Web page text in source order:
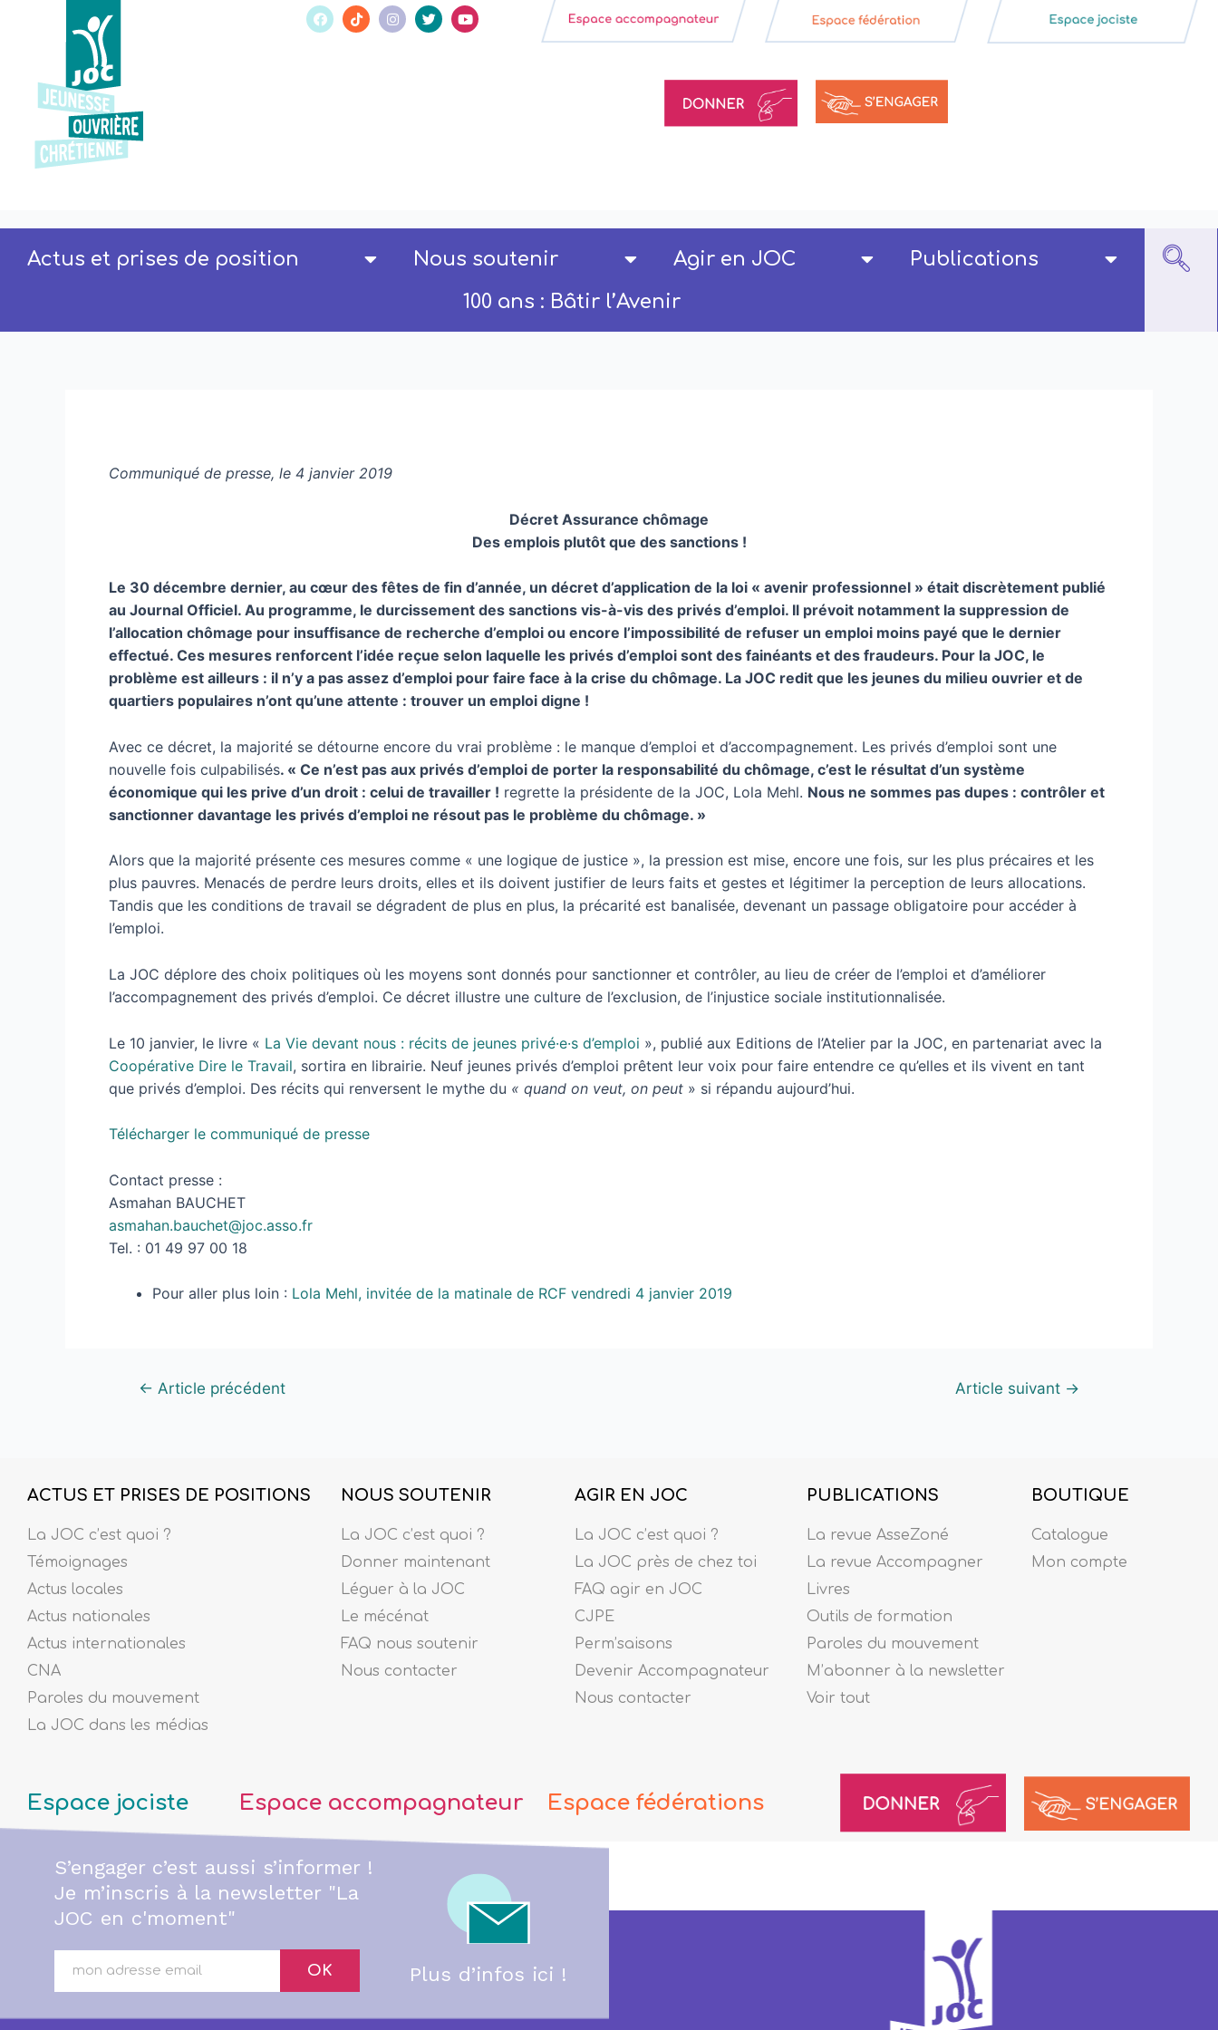
Actus et prises de position Nous soutenir Agir en JOC
Publications
100 ans : Bâtir l’Avenir
Communiqué de presse, le 4 janvier 2019
Décret Assurance chômage
Des emplois plutôt que des sanctions !
Le 30 décembre dernier, au cœur des fêtes de fin d’année, un décret d’application de la loi « avenir professionnel » était discrètement publié
au Journal Officiel. Au programme, le durcissement des sanctions vis-à-vis des privés d’emploi. Il prévoit notamment la suppression de
l’allocation chômage pour insuffisance de recherche d’emploi ou encore l’impossibilité de refuser un emploi moins payé que le dernier
effectué. Ces mesures renforcent l’idée reçue selon laquelle les privés d’emploi sont des fainéants et des fraudeurs. Pour la JOC, le
problème est ailleurs : il n’y a pas assez d’emploi pour faire face à la crise du chômage. La JOC redit que les jeunes du milieu ouvrier et de
quartiers populaires n’ont qu’une attente : trouver un emploi digne !
Avec ce décret, la majorité se détourne encore du vrai problème : le manque d’emploi et d’accompagnement. Les privés d’emploi sont une
nouvelle fois culpabilisés. « Ce n’est pas aux privés d’emploi de porter la responsabilité du chômage, c’est le résultat d’un système
économique qui les prive d’un droit : celui de travailler ! regrette la présidente de la JOC, Lola Mehl. Nous ne sommes pas dupes : contrôler et
sanctionner davantage les privés d’emploi ne résout pas le problème du chômage. »
Alors que la majorité présente ces mesures comme « une logique de justice », la pression est mise, encore une fois, sur les plus précaires et les
plus pauvres. Menacés de perdre leurs droits, elles et ils doivent justifier de leurs faits et gestes et légitimer la perception de leurs allocations.
Tandis que les conditions de travail se dégradent de plus en plus, la précarité est banalisée, devenant un passage obligatoire pour accéder à
l’emploi.
La JOC déplore des choix politiques où les moyens sont donnés pour sanctionner et contrôler, au lieu de créer de l’emploi et d’améliorer
l’accompagnement des privés d’emploi. Ce décret illustre une culture de l’exclusion, de l’injustice sociale institutionnalisée.
Le 10 janvier, le livre « La Vie devant nous : récits de jeunes privé·e·s d’emploi », publié aux Editions de l’Atelier par la JOC, en partenariat avec la
Coopérative Dire le Travail, sortira en librairie. Neuf jeunes privés d’emploi prêtent leur voix pour faire entendre ce qu’elles et ils vivent en tant
que privés d’emploi. Des récits qui renversent le mythe du « quand on veut, on peut » si répandu aujourd’hui.
Télécharger le communiqué de presse
Contact presse :
Asmahan BAUCHET
asmahan.bauchet@joc.asso.fr
Tel. : 01 49 97 00 18
Pour aller plus loin : Lola Mehl, invitée de la matinale de RCF vendredi 4 janvier 2019
← Article précédent Article suivant →
ACTUS ET PRISES DE POSITIONS
La JOC c’est quoi ?
Témoignages
Actus locales
Actus nationales
Actus internationales
CNA
Paroles du mouvement
La JOC dans les médias
NOUS SOUTENIR
La JOC c’est quoi ?
Donner maintenant
Léguer à la JOC
Le mécénat
FAQ nous soutenir
Nous contacter
AGIR EN JOC
La JOC c’est quoi ?
La JOC près de chez toi
FAQ agir en JOC
CJPE
Perm’saisons
Devenir Accompagnateur
Nous contacter
PUBLICATIONS
La revue AsseZoné
La revue Accompagner
Livres
Outils de formation
Paroles du mouvement
M’abonner à la newsletter
Voir tout
BOUTIQUE
Catalogue
Mon compte
Espace jociste Espace accompagnateur Espace fédérations
S’engager c’est aussi s’informer !
Je m’inscris à la newsletter "La
JOC en c'moment"
OK Plus d’infos ici !